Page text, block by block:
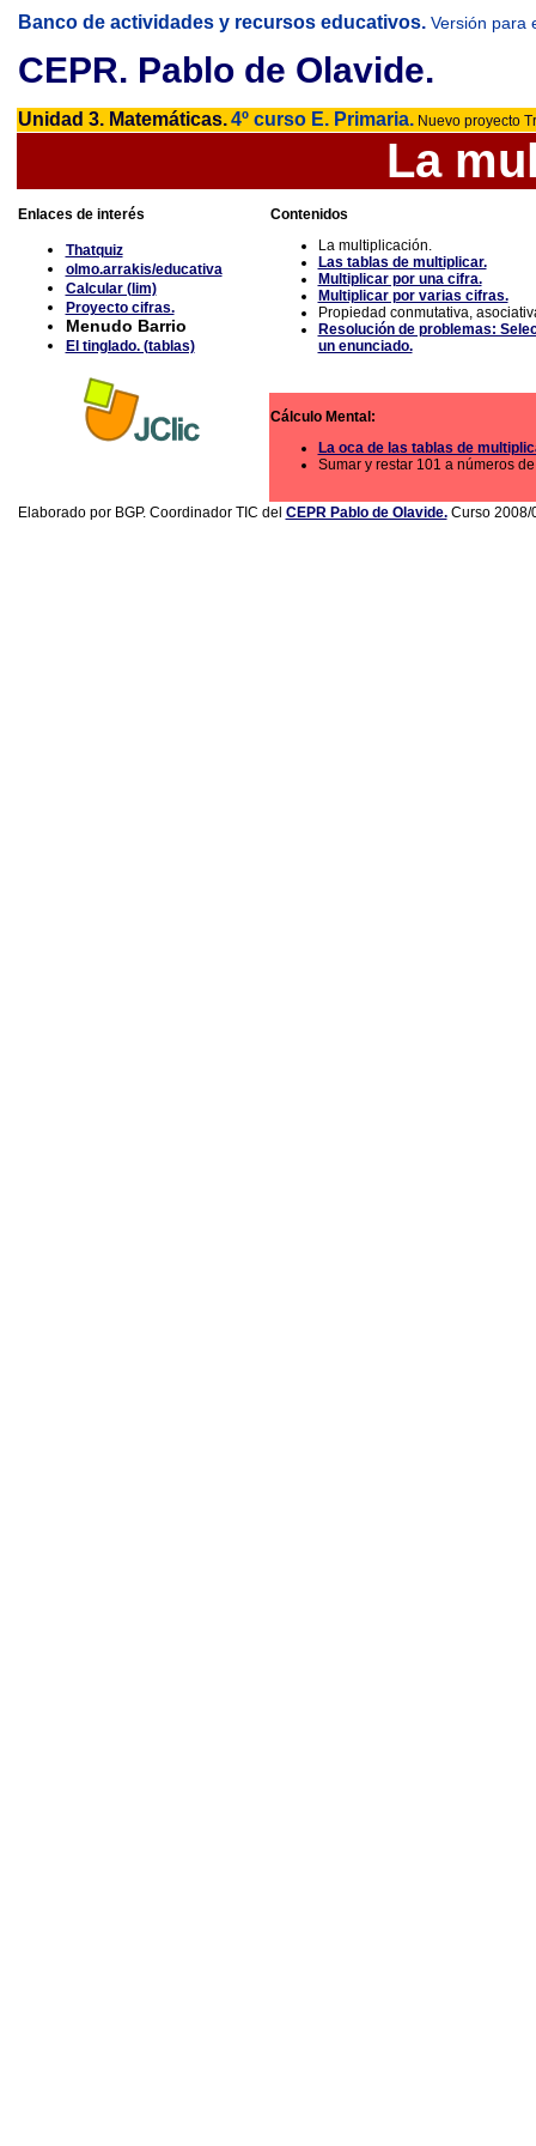
Banco de actividades y recursos educativos. Versión para
CEPR. Pablo de Olavide.
Unidad 3. Matemáticas. 4º curso E. Primaria.Nuevo proyecto
La
Enlaces de interés
Thatquiz
olmo.arrakis/educativa
Calcular (lim)
Proyecto cifras.
Menudo Barrio
El tinglado. (tablas)
Contenidos
La multiplicación.
Las tablas de multiplicar.
Multiplicar por una cifra.
Multiplicar por varias cifras.
Propiedad conmutativa,
Resolución de problemas:
un enunciado.
Cálculo Mental:
La oca de las tablas de
Sumar y restar 101 a números
Elaborado por BGP. Coordinador TIC del CEPR Pablo de Olavide.Curso 2008/